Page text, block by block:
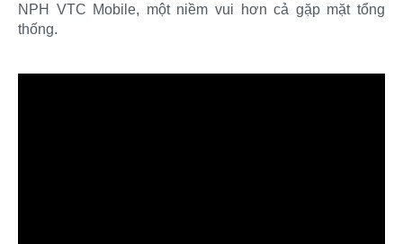
NPH VTC Mobile, một niềm vui hơn cả gặp mặt tổng
thống.